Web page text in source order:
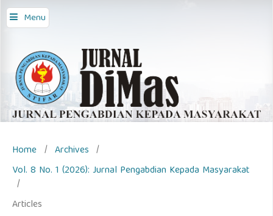
Menu
Home / Archives /
Vol. 8 No. 1 (2026): Jurnal Pengabdian Kepada Masyarakat
/
Articles